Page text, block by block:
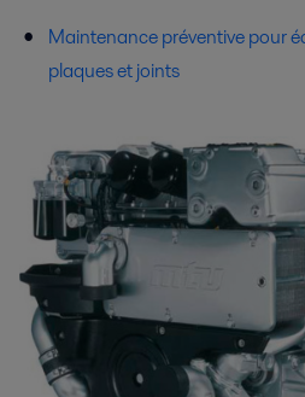
Maintenance préventive pour
plaques et joints